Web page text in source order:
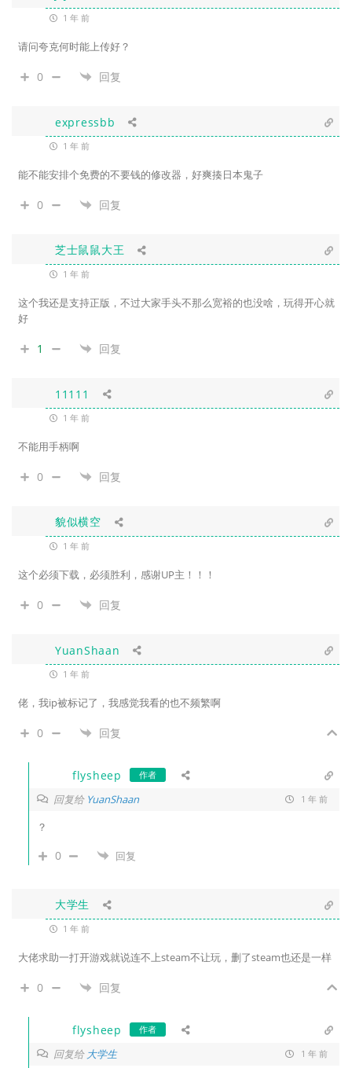
1 年 前
请问夸克何时能上传好？
0 回复
expressbb
1 年 前
能不能安排个免费的不要钱的修改器，好爽揍日本鬼子
0 回复
芝士鼠鼠大王
1 年 前
这个我还是支持正版，不过大家手头不那么宽裕的也没啥，玩得开心就
好
1 回复
11111
1 年 前
不能用手柄啊
0 回复
貌似横空
1 年 前
这个必须下载，必须胜利，感谢UP主！！！
0 回复
YuanShaan
1 年 前
佬，我ip被标记了，我感觉我看的也不频繁啊
0 回复
flysheep 作者
回复给 YuanShaan 1 年 前
？
0 回复
大学生
1 年 前
大佬求助一打开游戏就说连不上steam不让玩，删了steam也还是一样
0 回复
flysheep 作者
回复给 大学生 1 年 前